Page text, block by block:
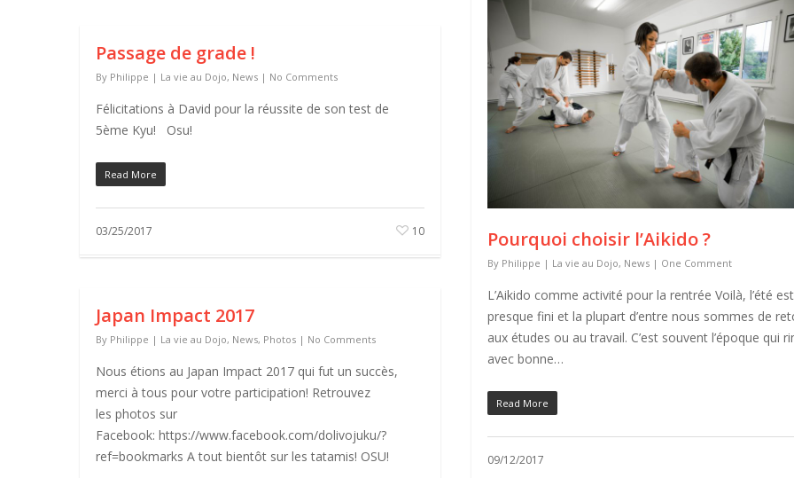
Pourquoi choisir l’Aikido ?
By Philippe | La vie au Dojo, News | One Comment
L’Aikido comme activité pour la rentrée Voilà, l’été est
presque fini et la plupart d’entre nous sommes de
aux études ou au travail. C’est souvent l’époque qui
avec bonne…
Read More
09/12/2017
Passage de grade !
By Philippe | La vie au Dojo, News | No Comments
Félicitations à David pour la réussite de son test de
5ème Kyu! Osu!
Read More
03/25/2017 10
Japan Impact 2017
By Philippe | La vie au Dojo, News, Photos | No Comments
Nous étions au Japan Impact 2017 qui fut un succès,
merci à tous pour votre participation! Retrouvez
les photos sur
Facebook: https://www.facebook.com/dolivojuku/?
ref=bookmarks A tout bientôt sur les tatamis! OSU!